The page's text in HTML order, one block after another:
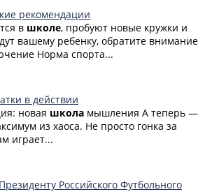
рекомендации
в школе, пробуют новые кружки и
вашему ребенку, обратите внимание
Норма спорта...
в действии
новая школа мышления А теперь —
из хаоса. Не просто гонка за
играет...
Российского Футбольного